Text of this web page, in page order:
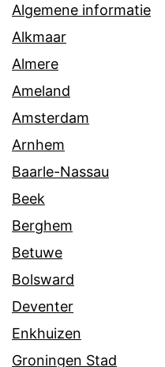
Algemene informatie
Alkmaar
Almere
Ameland
Amsterdam
Arnhem
Baarle-Nassau
Beek
Berghem
Betuwe
Bolsward
Deventer
Enkhuizen
Groningen Stad